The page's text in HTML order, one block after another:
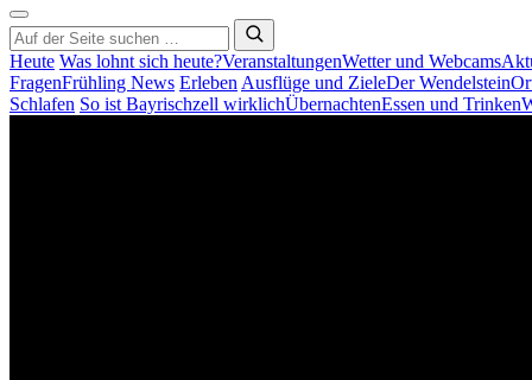
Heute Was lohnt sich heute?VeranstaltungenWetter und Webcams
FragenFrühling News Erleben Ausflüge und ZieleDer Wendelstein
Schlafen So ist Bayrischzell wirklichÜbernachtenEssen und Trinken